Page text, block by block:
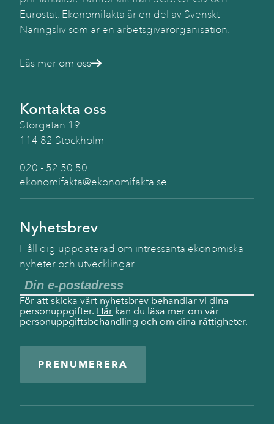
Eurostat. Ekonomifakta är en del av Svenskt
Näringsliv som är en arbetsgivarorganisation.
Läs mer om oss
Kontakta oss
Storgatan 19
114 82 Stockholm
020 - 52 50 50
ekonomifakta@ekonomifakta.se
Nyhetsbrev
Håll dig uppdaterad om intressanta ekonomiska
nyheter och utvecklingar.
För att skicka vårt nyhetsbrev behandlar vi dina
personuppgifter. Här kan du läsa mer om vår
personuppgiftsbehandling och om dina rättigheter.
PRENUMERERA